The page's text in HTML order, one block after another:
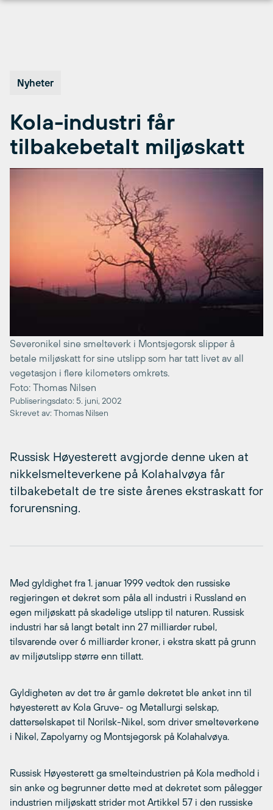
Nyheter
Kola-industri får
tilbakebetalt miljøskatt
Severonikel sine smelteverk i Montsjegorsk slipper å
betale miljøskatt for sine utslipp som har tatt livet av all
vegetasjon i flere kilometers omkrets.
Foto: Thomas Nilsen
Publiseringsdato: 5. juni, 2002
Skrevet av: Thomas Nilsen
Russisk Høyesterett avgjorde denne uken at
nikkelsmelteverkene på Kolahalvøya får
tilbakebetalt de tre siste årenes ekstraskatt for
forurensning.
Med gyldighet fra 1. januar 1999 vedtok den russiske
regjeringen et dekret som påla all industri i Russland en
egen miljøskatt på skadelige utslipp til naturen. Russisk
industri har så langt betalt inn 27 milliarder rubel,
tilsvarende over 6 milliarder kroner, i ekstra skatt på grunn
av miljøutslipp større enn tillatt.
Gyldigheten av det tre år gamle dekretet ble anket inn til
høyesterett av Kola Gruve- og Metallurgi selskap,
datterselskapet til Norilsk-Nikel, som driver smelteverkene
i Nikel, Zapolyarny og Montsjegorsk på Kolahalvøya.
Russisk Høyesterett ga smelteindustrien på Kola medhold i
sin anke og begrunner dette med at dekretet som pålegger
industrien miljøskatt strider mot Artikkel 57 i den russiske